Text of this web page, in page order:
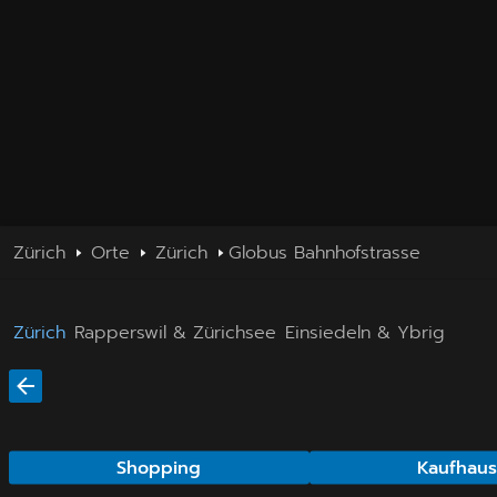
Zürich Orte Zürich Globus Bahnhofstrasse
Zürich Rapperswil & Zürichsee Einsiedeln & Ybrig
Shopping Kaufhaus